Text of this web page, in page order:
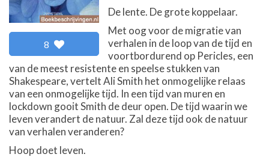
8
De lente. De grote koppelaar.
Met oog voor de migratie van
verhalen in de loop van de tijd en
voortbordurend op Pericles, een
van de meest resistente en speelse stukken van
Shakespeare, vertelt Ali Smith het onmogelijke relaas
van een onmogelijke tijd. In een tijd van muren en
lockdown gooit Smith de deur open. De tijd waarin we
leven verandert de natuur. Zal deze tijd ook de natuur
van verhalen veranderen?
Hoop doet leven.